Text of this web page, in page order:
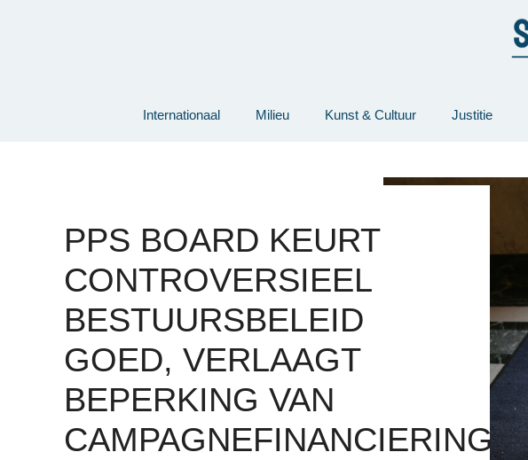
Internationaal Milieu Kunst & Cultuur Justitie
PPS BOARD KEURT
CONTROVERSIEEL
BESTUURSBELEID
GOED, VERLAAGT
BEPERKING VAN
CAMPAGNEFINANCIERING